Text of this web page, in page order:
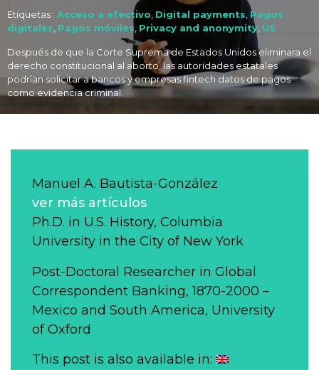
Etiquetas : Acceso a efectivo Digital payments Pagos
digitales Pagos móviles Privacy and anonymity US
Después de que la Corte Suprema de Estados Unidos eliminara el
derecho constitucional al aborto, las autoridades estatales
podrían solicitar a bancos y empresas fintech datos de pagos
como evidencia criminal.
Manuel A. Bautista-González
ver más artículos
Ph.D. in U.S. History, Columbia
University in the City of New York
Post-Doctoral Researcher in Global
Correspondent Banking, 1870-2000 –
Mexico and South America, University
of Oxford
This post is also available in: